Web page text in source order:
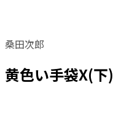
桑田次郎
黄色い手袋X(下)